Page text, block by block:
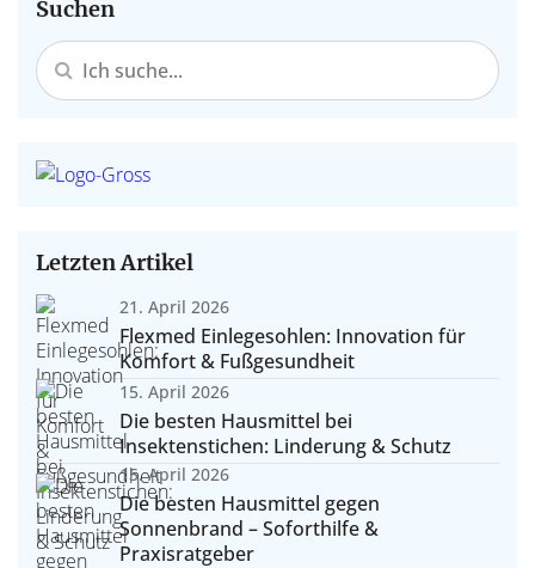
Suchen
Letzten Artikel
21. April 2026
Flexmed Einlegesohlen: Innovation für
Komfort & Fußgesundheit
15. April 2026
Die besten Hausmittel bei
Insektenstichen: Linderung & Schutz
15. April 2026
Die besten Hausmittel gegen
Sonnenbrand – Soforthilfe &
Praxisratgeber